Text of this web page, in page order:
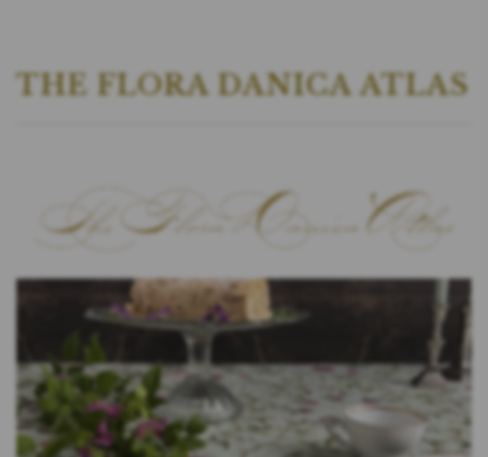
THE FLORA DANICA ATLAS